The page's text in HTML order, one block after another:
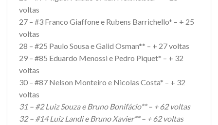
voltas
27 – #3 Franco Giaffone e Rubens Barrichello* – + 25
voltas
28 – #25 Paulo Sousa e Galid Osman** – + 27 voltas
29 – #85 Eduardo Menossi e Pedro Piquet* – + 32
voltas
30 – #87 Nelson Monteiro e Nicolas Costa* – + 32
voltas
31 – #2 Luiz Souza e Bruno Bonifácio** – + 62 voltas
32 – #14 Luiz Landi e Bruno Xavier** – + 62 voltas